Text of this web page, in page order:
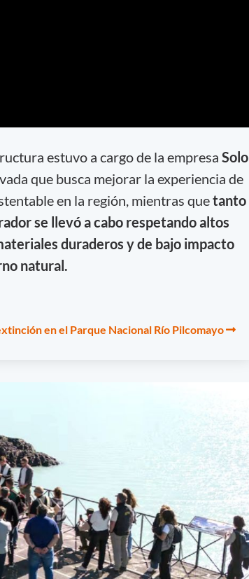
estuvo a cargo de la empresa Solo
que busca mejorar la experiencia de
en la región, mientras quetanto
se llevó a cabo respetando altos
duraderos y de bajo impacto
natural.
en el Parque Nacional Río Pilcomayo